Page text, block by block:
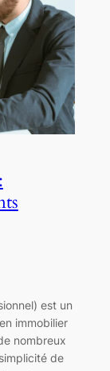
est un
immobilier
nombreux
de